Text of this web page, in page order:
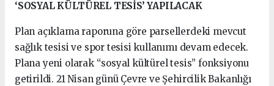
‘SOSYAL KÜLTÜREL TESİS’ YAPILACAK
Plan açıklama raporuna göre parsellerdeki mevcut
sağlık tesisi ve spor tesisi kullanımı devam edecek.
Plana yeni olarak “sosyal kültürel tesis” fonksiyonu
getirildi. 21 Nisan günü Çevre ve Şehircilik Bakanlığı